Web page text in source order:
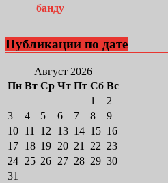
Публикации по дате
Август 2026
Пн Вт Ср Чт Пт Сб Вс
1
2
3
4 5 6 7 8
9
10 11 12 13 14 15 16
17 18 19 20 21 22 23
24 25 26 27 28 29 30
31